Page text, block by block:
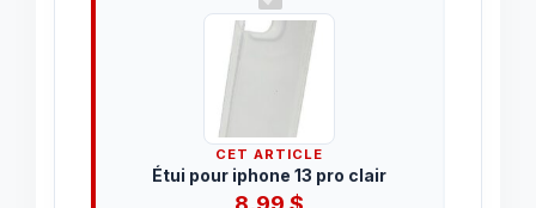
CET ARTICLE
Étui pour iphone 13 pro clair